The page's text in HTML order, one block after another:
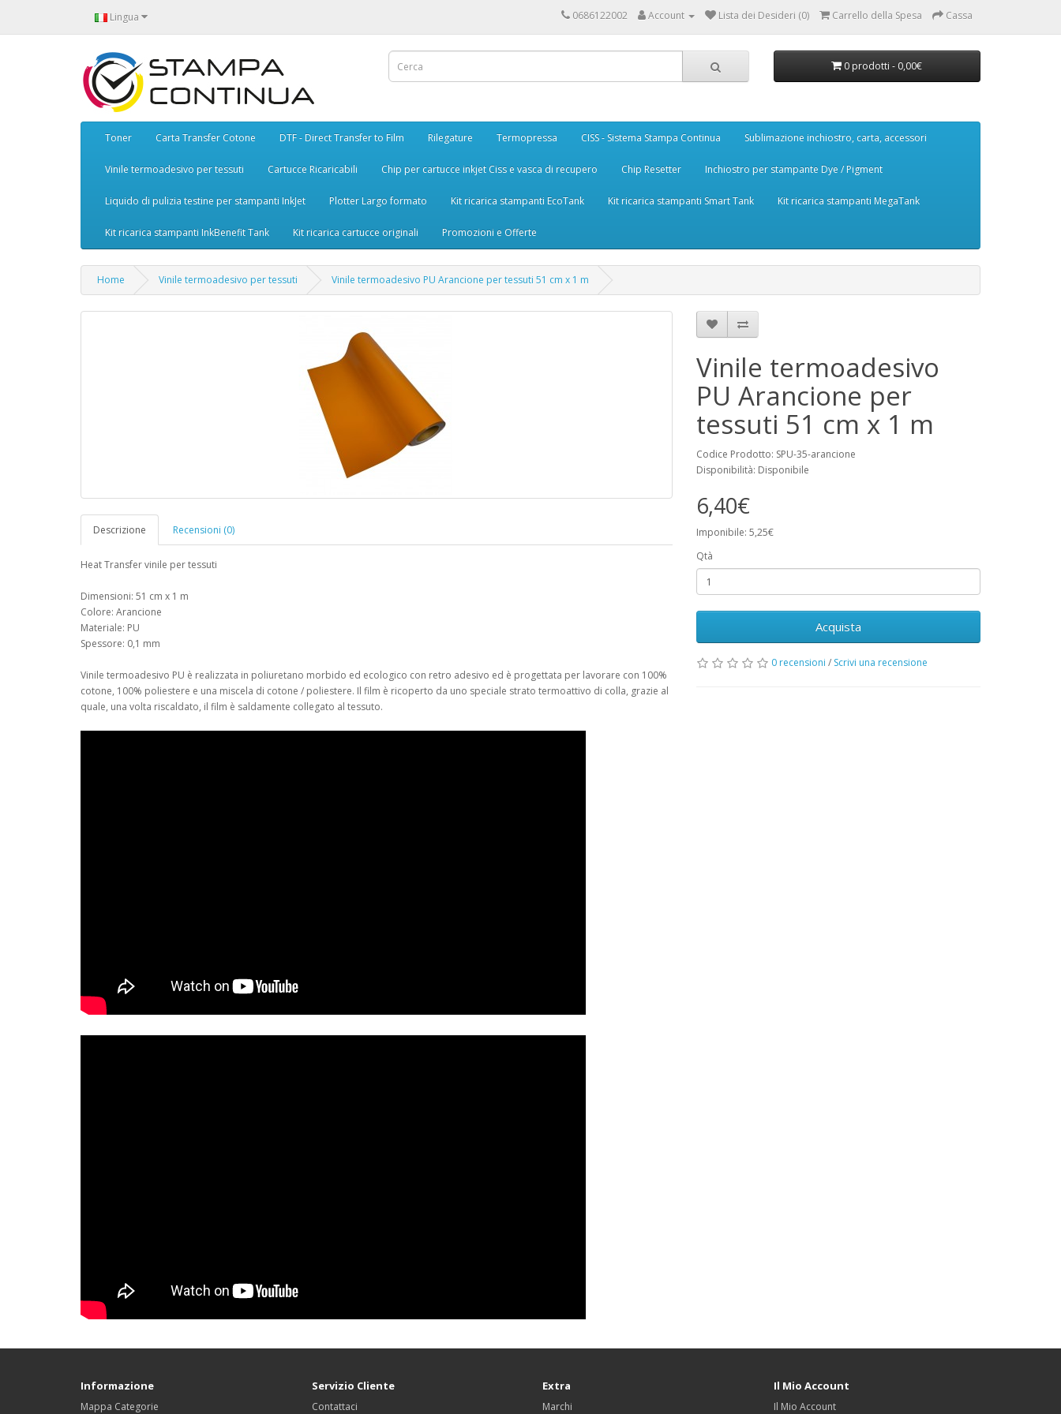
Lingua 0686122002 Account Lista dei Desideri (0) Carrello della Spesa Cassa
0 prodotti - 0,00€
Toner Carta Transfer Cotone DTF - Direct Transfer to Film Rilegature Termopressa CISS - Sistema Stampa Continua Sublimazione inchiostro, carta, accessori
Vinile termoadesivo per tessuti Cartucce Ricaricabili Chip per cartucce inkjet Ciss e vasca di recupero Chip Resetter Inchiostro per stampante Dye / Pigment
Liquido di pulizia testine per stampanti InkJet Plotter Largo formato Kit ricarica stampanti EcoTank Kit ricarica stampanti Smart Tank Kit ricarica stampanti MegaTank
Kit ricarica stampanti InkBenefit Tank Kit ricarica cartucce originali Promozioni e Offerte
Home Vinile termoadesivo per tessuti Vinile termoadesivo PU Arancione per tessuti 51 cm x 1 m
Descrizione Recensioni (0)
Heat Transfer vinile per tessuti
Dimensioni: 51 cm x 1 m
Colore: Arancione
Materiale: PU
Spessore: 0,1 mm
Vinile termoadesivo PU è realizzata in poliuretano morbido ed ecologico con retro adesivo ed è progettata per lavorare con 100%
cotone, 100% poliestere e una miscela di cotone / poliestere. Il film è ricoperto da uno speciale strato termoattivo di colla, grazie al
quale, una volta riscaldato, il film è saldamente collegato al tessuto.
Vinile termoadesivo
PU Arancione per
tessuti 51 cm x 1 m
Codice Prodotto: SPU-35-arancione
Disponibilità: Disponibile
6,40€
Imponibile: 5,25€
Qtà
Acquista
0 recensioni / Scrivi una recensione
Informazione
Mappa Categorie
Servizio Cliente
Contattaci
Extra
Marchi
Il Mio Account
Il Mio Account